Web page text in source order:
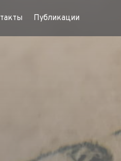
Публикации